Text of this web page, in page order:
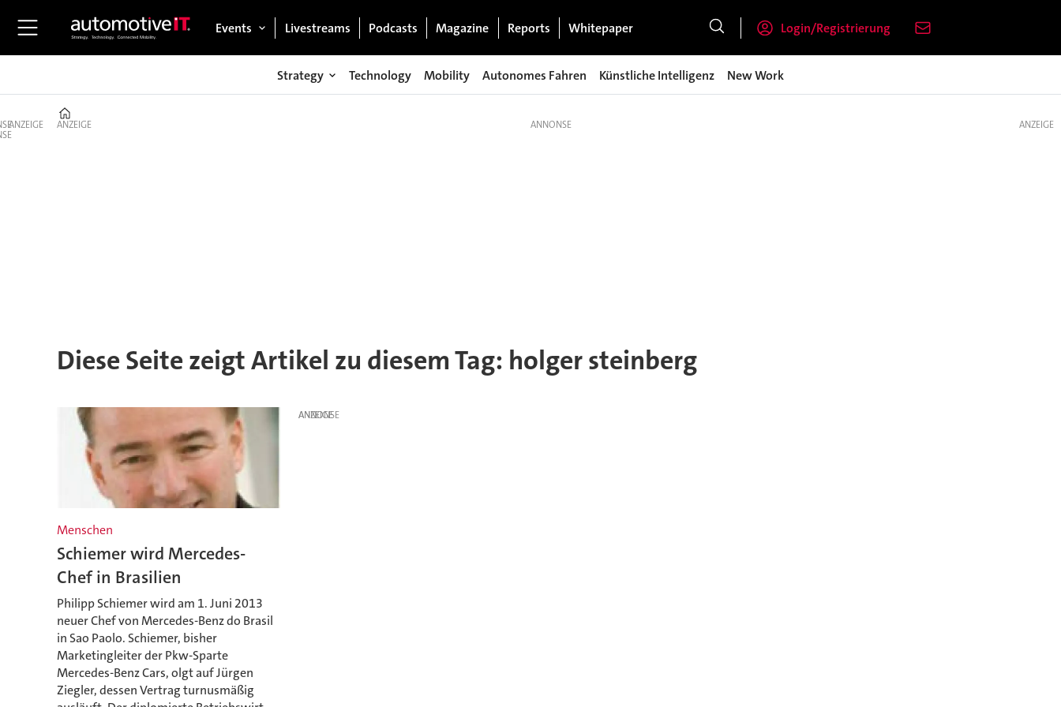
Events Livestreams Podcasts Magazine Reports Whitepaper Login/Registrierung
Strategy Technology Mobility Autonomes Fahren Künstliche Intelligenz New Work
ANZEIGE ANZEIGE
Diese Seite zeigt Artikel zu diesem Tag: holger steinberg
Menschen
Schiemer wird Mercedes-
Chef in Brasilien
Philipp Schiemer wird am 1. Juni 2013
neuer Chef von Mercedes-Benz do Brasil
in Sao Paolo. Schiemer, bisher
Marketingleiter der Pkw-Sparte
Mercedes-Benz Cars, olgt auf Jürgen
Ziegler, dessen Vertrag turnusmäßig
ANZEIGE
ANZEIGE